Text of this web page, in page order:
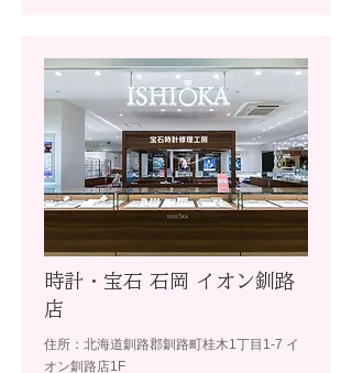
時計・宝石 石岡 イオン釧路
店
住所：北海道釧路郡釧路町桂木1丁目1-7 イ
オン釧路店1F